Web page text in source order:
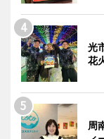
光
花
周